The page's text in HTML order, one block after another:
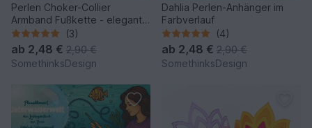
Perlen Choker-Collier
Armband Fußkette - elegant
und so einfach
(3)
ab 2,48 € 2,90 €
SomethinksDesign
Dahlia Perlen-Anhänger im
Farbverlauf
(4)
ab 2,48 € 2,90 €
SomethinksDesign